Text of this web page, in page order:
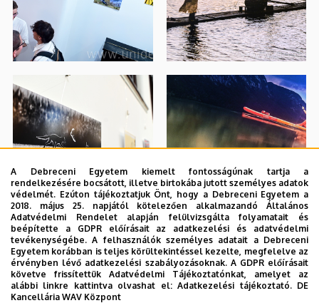
A Debreceni Egyetem kiemelt fontosságúnak tartja a
rendelkezésére bocsátott, illetve birtokába jutott személyes adatok
védelmét. Ezúton tájékoztatjuk Önt, hogy a Debreceni Egyetem a
2018. május 25. napjától kötelezően alkalmazandó Általános
Adatvédelmi Rendelet alapján felülvizsgálta folyamatait és
beépítette a GDPR előírásait az adatkezelési és adatvédelmi
tevékenységébe. A felhasználók személyes adatait a Debreceni
Egyetem korábban is teljes körültekintéssel kezelte, megfelelve az
érvényben lévő adatkezelési szabályozásoknak. A GDPR előírásait
követve frissítettük Adatvédelmi Tájékoztatónkat, amelyet az
alábbi linkre kattintva olvashat el:Adatkezelési tájékoztató. DE
Kancellária WAV Központ